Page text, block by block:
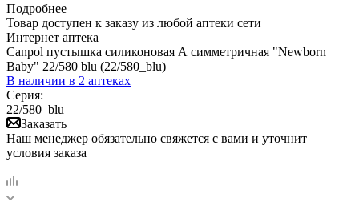
Подробнее
Товар доступен к заказу из любой аптеки сети
Интернет аптека
Canpol пустышка силиконовая А симметричная "Newborn
Baby" 22/580 blu (22/580_blu)
В наличии в 2 аптеках
Серия:
22/580_blu
Заказать
Наш менеджер обязательно свяжется с вами и уточнит
условия заказа